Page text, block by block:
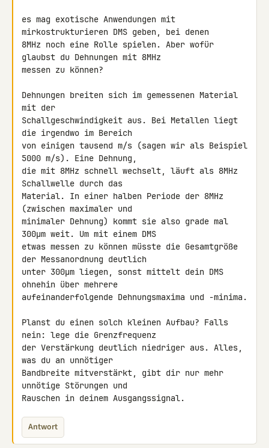
es mag exotische Anwendungen mit
mirkostrukturieren DMS geben, bei denen
8MHz noch eine Rolle spielen. Aber wofür
glaubst du Dehnungen mit 8MHz
messen zu können?
Dehnungen breiten sich im gemessenen Material
mit der
Schallgeschwindigkeit aus. Bei Metallen liegt
die irgendwo im Bereich
von einigen tausend m/s (sagen wir als Beispiel
5000 m/s). Eine Dehnung,
die mit 8MHz schnell wechselt, läuft als 8MHz
Schallwelle durch das
Material. In einer halben Periode der 8MHz
(zwischen maximaler und
minimaler Dehnung) kommt sie also grade mal
300µm weit. Um mit einem DMS
etwas messen zu können müsste die Gesamtgröße
der Messanordnung deutlich
unter 300µm liegen, sonst mittelt dein DMS
ohnehin über mehrere
aufeinanderfolgende Dehnungsmaxima und -minima.
Planst du einen solch kleinen Aufbau? Falls
nein: lege die Grenzfrequenz
der Verstärkung deutlich niedriger aus. Alles,
was du an unnötiger
Bandbreite mitverstärkt, gibt dir nur mehr
unnötige Störungen und
Rauschen in deinem Ausgangssignal.
Antwort